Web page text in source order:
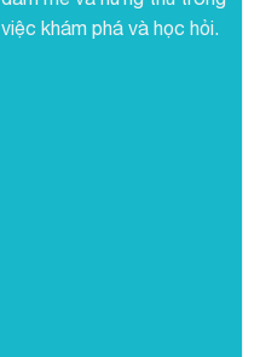
việc khám phá và học hỏi.